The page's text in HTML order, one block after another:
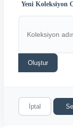
Yeni Koleksiyon
Oluştur
İptal